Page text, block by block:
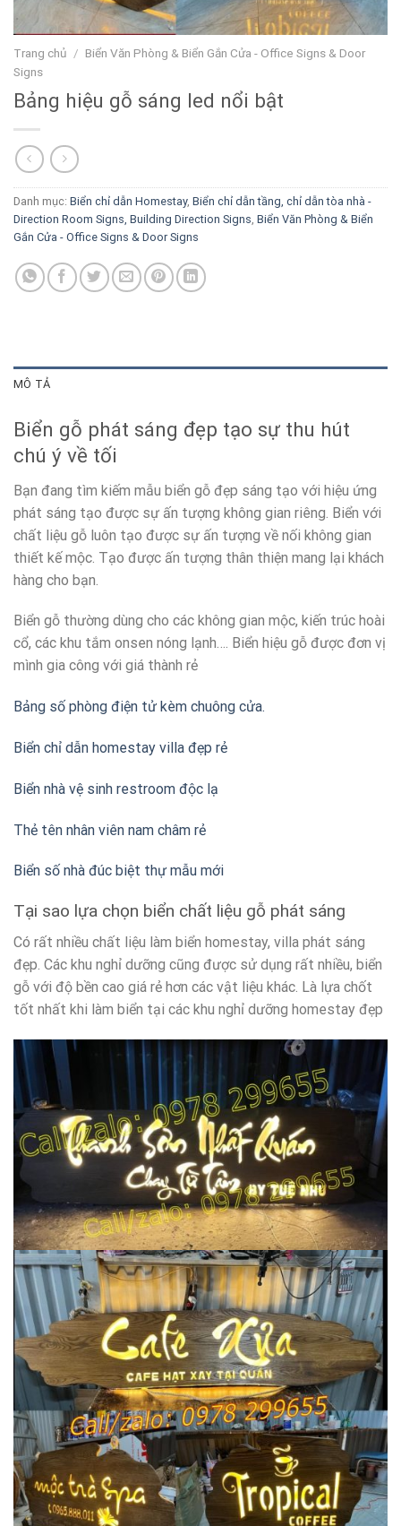
Trang chủ / Biển Văn Phòng & Biển Gắn Cửa - Office Signs & Door
Signs
Bảng hiệu gỗ sáng led nổi bật
Danh mục: Biển chỉ dẫn Homestay, Biển chỉ dẫn tầng, chỉ dẫn tòa nhà -
Direction Room Signs, Building Direction Signs, Biển Văn Phòng & Biển
Gắn Cửa - Office Signs & Door Signs
MÔ TẢ
Biển gỗ phát sáng đẹp tạo sự thu hút
chú ý về tối
Bạn đang tìm kiếm mẫu biển gỗ đẹp sáng tạo với hiệu ứng
phát sáng tạo được sự ấn tượng không gian riêng. Biển với
chất liệu gỗ luôn tạo được sự ấn tượng về nối không gian
thiết kế mộc. Tạo được ấn tượng thân thiện mang lại khách
hàng cho bạn.
Biển gỗ thường dùng cho các không gian mộc, kiến trúc hoài
cổ, các khu tắm onsen nóng lạnh…. Biển hiệu gỗ được đơn vị
mình gia công với giá thành rẻ
Bảng số phòng điện tử kèm chuông cửa.
Biển chỉ dẫn homestay villa đẹp rẻ
Biển nhà vệ sinh restroom độc lạ
Thẻ tên nhân viên nam châm rẻ
Biển số nhà đúc biệt thự mẫu mới
Tại sao lựa chọn biển chất liệu gỗ phát sáng
Có rất nhiều chất liệu làm biển homestay, villa phát sáng
đẹp. Các khu nghỉ dưỡng cũng được sử dụng rất nhiều, biển
gỗ với độ bền cao giá rẻ hơn các vật liệu khác. Là lựa chốt
tốt nhất khi làm biển tại các khu nghỉ dưỡng homestay đẹp